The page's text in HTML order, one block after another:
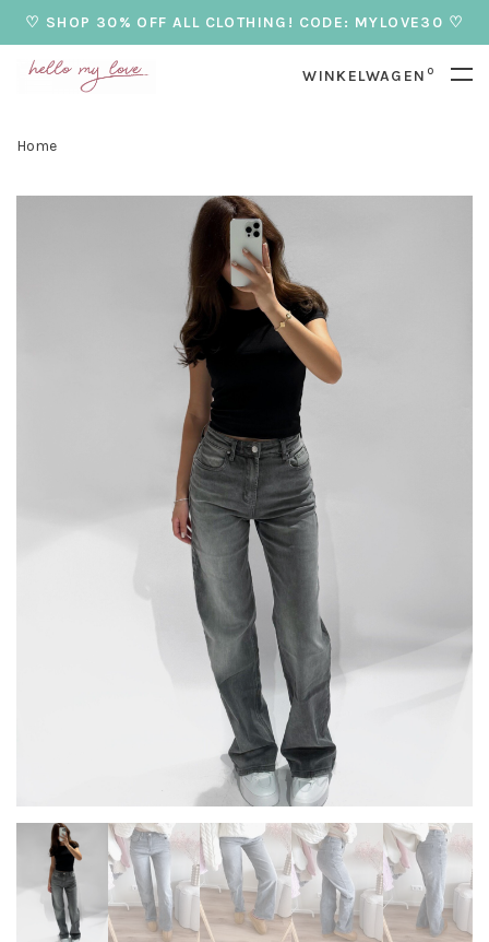
♡ SHOP 30% OFF ALL CLOTHING! CODE: MYLOVE30 ♡
WINKELWAGEN 0
Home